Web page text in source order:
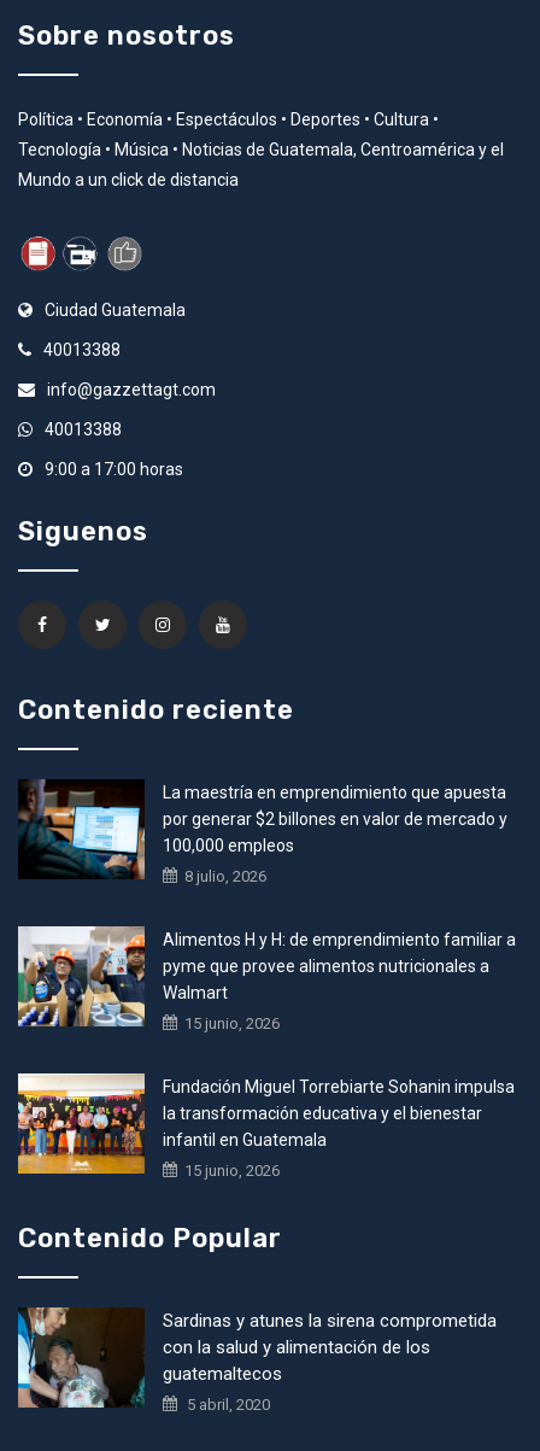
Sobre nosotros
Política • Economía • Espectáculos • Deportes • Cultura •
Tecnología • Música • Noticias de Guatemala, Centroamérica y el
Mundo a un click de distancia
Ciudad Guatemala
40013388
info@gazzettagt.com
40013388
9:00 a 17:00 horas
Siguenos
Contenido reciente
La maestría en emprendimiento que apuesta
por generar $2 billones en valor de mercado y
100,000 empleos
8 julio, 2026
Alimentos H y H: de emprendimiento familiar a
pyme que provee alimentos nutricionales a
Walmart
15 junio, 2026
Fundación Miguel Torrebiarte Sohanin impulsa
la transformación educativa y el bienestar
infantil en Guatemala
15 junio, 2026
Contenido Popular
Sardinas y atunes la sirena comprometida
con la salud y alimentación de los
guatemaltecos
5 abril, 2020